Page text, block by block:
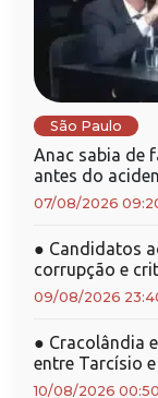
São Paulo
Anac sabia de
antes do
07/08/2026
● Candidatos
corrupção e
09/08/2026
● Cracolândia
entre Tarcísio
10/08/2026 00:50